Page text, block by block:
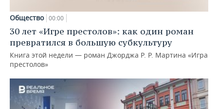
Общество 00:00
30 лет «Игре престолов»: как один роман
превратился в большую субкультуру
Книга этой недели — роман Джорджа Р. Р. Мартина «Игра
престолов»